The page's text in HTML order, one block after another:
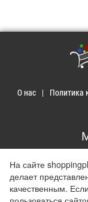
О нас Политика
© 2026 Покупки
На сайте
делает
качественным.